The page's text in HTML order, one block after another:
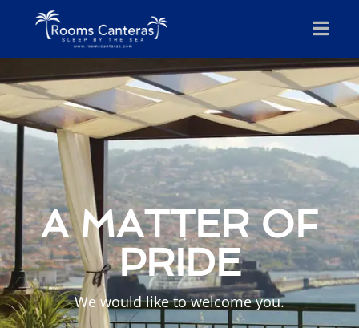
A MATTER OF
PRIDE
We would like to welcome you.